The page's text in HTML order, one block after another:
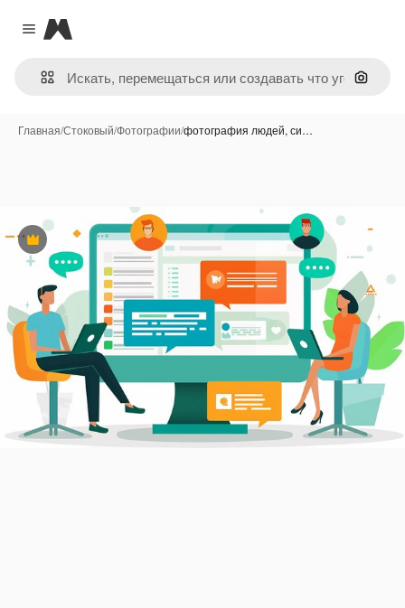
Close menu
Magnific
Поиск
Главная/Стоковый/Фотографии/фотография людей, си…
Премиум